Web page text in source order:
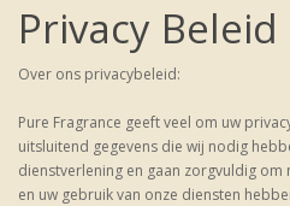
Privacy Beleid
Over ons privacybeleid:
Pure Fragrance geeft veel om uw
uitsluitend gegevens die wij nodig
dienstverlening en gaan zorgvuldig
en uw gebruik van onze diensten